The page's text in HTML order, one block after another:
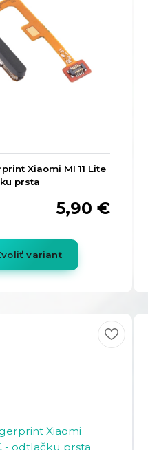
Xiaomi MI 11 Lite
prsta
5,90 €
variant